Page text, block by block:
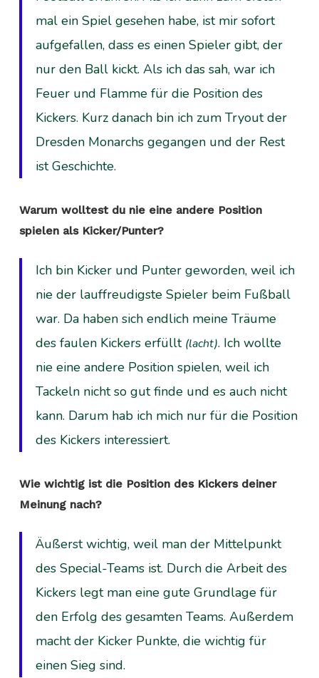
mal ein Spiel gesehen habe, ist mir sofort
aufgefallen, dass es einen Spieler gibt, der
nur den Ball kickt. Als ich das sah, war ich
Feuer und Flamme für die Position des
Kickers. Kurz danach bin ich zum Tryout der
Dresden Monarchs gegangen und der Rest
ist Geschichte.
Warum wolltest du nie eine andere Position
spielen als Kicker/Punter?
Ich bin Kicker und Punter geworden, weil ich
nie der lauffreudigste Spieler beim Fußball
war. Da haben sich endlich meine Träume
des faulen Kickers erfüllt (lacht). Ich wollte
nie eine andere Position spielen, weil ich
Tackeln nicht so gut finde und es auch nicht
kann. Darum hab ich mich nur für die Position
des Kickers interessiert.
Wie wichtig ist die Position des Kickers deiner
Meinung nach?
Äußerst wichtig, weil man der Mittelpunkt
des Special-Teams ist. Durch die Arbeit des
Kickers legt man eine gute Grundlage für
den Erfolg des gesamten Teams. Außerdem
macht der Kicker Punkte, die wichtig für
einen Sieg sind.